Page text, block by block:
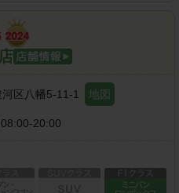
区八幡5-11-1 地図
08:00-20:00